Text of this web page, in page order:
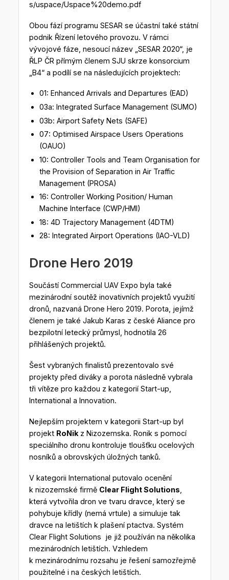
s/uspace/Uspace%20demo.pdf
Obou fází programu SESAR se účastní také státní
podnik Řízení letového provozu. V rámci
vývojové fáze, nesoucí název „SESAR 2020“, je
ŘLP ČR přímým členem SJU skrze konsorcium
„B4“ a podílí se na následujících projektech:
01: Enhanced Arrivals and Departures (EAD)
03a: Integrated Surface Management (SUMO)
03b: Airport Safety Nets (SAFE)
07: Optimised Airspace Users Operations
(OAUO)
10: Controller Tools and Team Organisation for
the Provision of Separation in Air Traffic
Management (PROSA)
16: Controller Working Position/ Human
Machine Interface (CWP/HMI)
18: 4D Trajectory Management (4DTM)
28: Integrated Airport Operations (IAO-VLD)
Drone Hero 2019
Součástí Commercial UAV Expo byla také
mezinárodní soutěž inovativních projektů využití
dronů, nazvaná Drone Hero 2019. Porota, jejímž
členem je také Jakub Karas z české Aliance pro
bezpilotní letecký průmysl, hodnotila 26
přihlášených projektů.
Šest vybraných finalistů prezentovalo své
projekty před diváky a porota následně vybrala
tři vítěze pro každou z kategorií Start-up,
International a Innovation.
Nejlepším projektem v kategorii Start-up byl
projekt RoNikz Nizozemska. Ronik s pomocí
speciálního dronu kontroluje tloušťku ocelových
nosníků a obrovských úložných tanků.
V kategorii International putovalo ocenění
k nizozemské firmě Clear Flight Solutions
která vytvořila dron ve tvaru dravce, který se
pohybuje křídly (nemá vrtule) a simuluje tak
dravce na letištích k plašení ptactva. Systém
Clear Flight Solutions je již používán na několika
mezinárodních letištích. Vzhledem
k mezinárodnímu rozsahu je řešení samozřejmě
použitelné i na českých letištích.